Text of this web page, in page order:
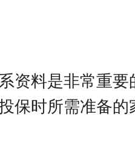
资料是非常重
保时所需准备的